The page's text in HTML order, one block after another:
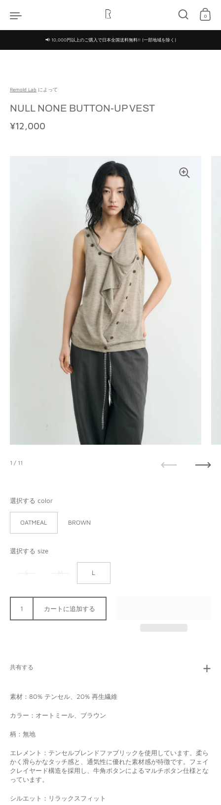
0
📢 10,000円以上のご購入で日本全国送料無料!! (一部地域を除く)
NULL NONE BUTTON-UP VEST
Remold Lab によって
定価
¥12,000
選択する color
OATMEAL BROWN
選択する size
S M L
カートに追加する
共有する
1 / 11
次へ
素材：80% テンセル、20% 再生繊維
カラー：オートミール、ブラウン
柄：無地
エレメント： テンセルブレンドファブリックを使用しています。柔ら
かく滑らかなタッチ感と、通気性に優れた素材感が特徴です。フェイ
クレイヤード構造を採用し、牛角ボタンによるマルチボタン仕様とな
っています。
シルエット：リラックスフィット